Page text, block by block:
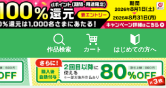
作品検索 カート はじめての方へ